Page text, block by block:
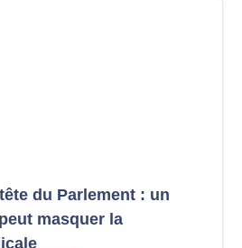
du Parlement : un
masquer la